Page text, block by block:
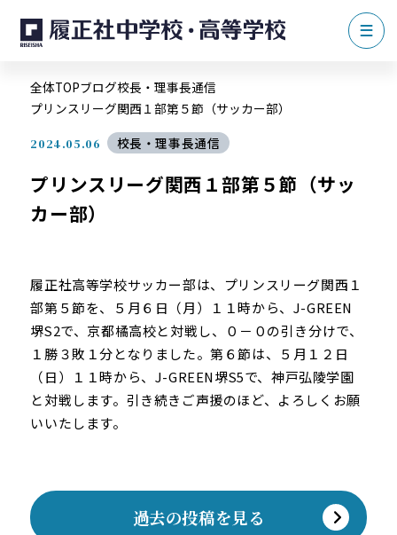
全体TOPブログ校長・理事長通信
プリンスリーグ関西１部第５節（サッカー部）
2024.05.06 校長・理事長通信
プリンスリーグ関西１部第５節（サッ
カー部）
履正社高等学校サッカー部は、プリンスリーグ関西１
部第５節を、５月６日（月）１１時から、J-GREEN
堺S2で、京都橘高校と対戦し、０－０の引き分けで、
１勝３敗１分となりました。第６節は、５月１２日
（日）１１時から、J-GREEN堺S5で、神戸弘陵学園
と対戦します。引き続きご声援のほど、よろしくお願
いいたします。
過去の投稿を見る